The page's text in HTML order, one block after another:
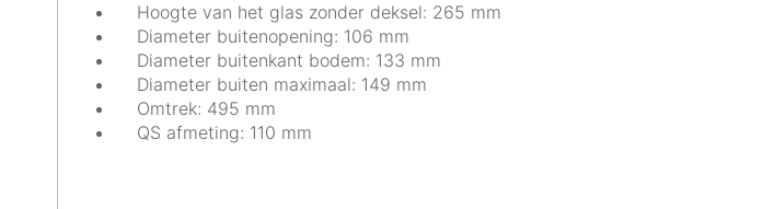
Hoogte van het glas zonder deksel: 265 mm
Diameter buitenopening: 106 mm
Diameter buitenkant bodem: 133 mm
Diameter buiten maximaal: 149 mm
Omtrek: 495 mm
QS afmeting: 110 mm